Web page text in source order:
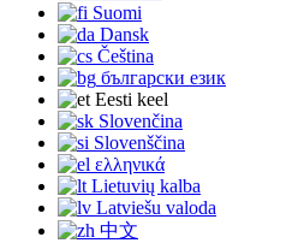
Suomi
Dansk
Čeština
български език
Eesti keel
Slovenčina
Slovenščina
ελληνικά
Lietuvių kalba
Latviešu valoda
中文